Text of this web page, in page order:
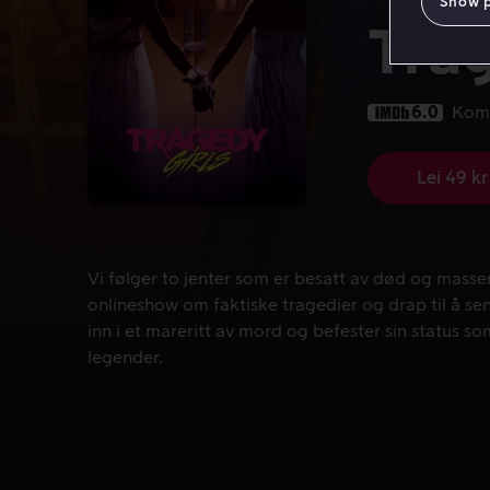
6.0
Lei 49 kr
Vi følger to jenter som er besatt av død og
Vi følger to jenter som er besatt av død og
onlineshow om faktiske tragedier og drap til å
inn i et mareritt av mord og befester sin status
legender.